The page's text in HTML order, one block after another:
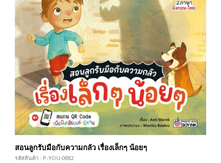
สอนลูกรับมือกับความกลัว เรื่องเล็กๆ น้อยๆ
รหัสสินค้า : P-YOU-0882